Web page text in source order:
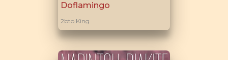
Doflamingo
2bto King